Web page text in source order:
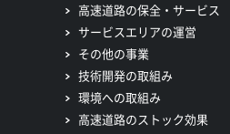
高速道路の保全・サービス
サービスエリアの運営
その他の事業
技術開発の取組み
環境への取組み
高速道路のストック効果